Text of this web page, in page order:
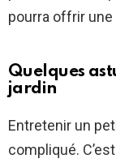
pourra offrir
Quelques
jardin
Entretenir un
compliqué.